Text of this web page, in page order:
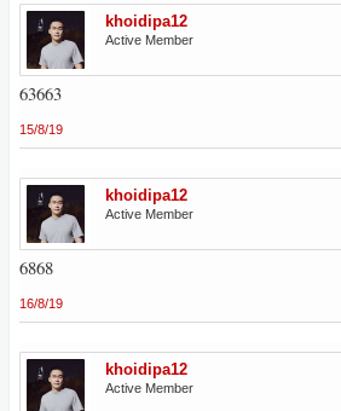
khoidipa12
Active Member
63663
15/8/19
khoidipa12
Active Member
6868
16/8/19
khoidipa12
Active Member